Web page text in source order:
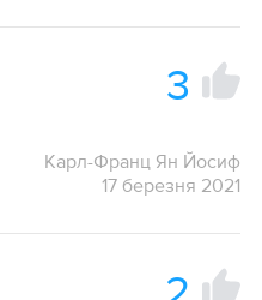
3
Карл-Франц Ян Йосиф
17 березня 2021